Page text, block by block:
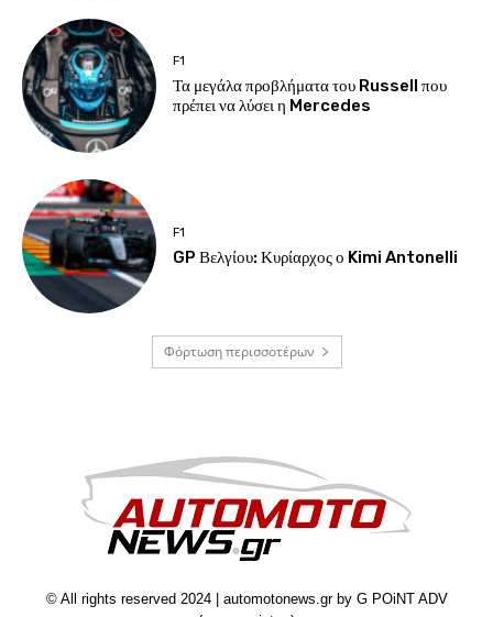
F1
Τα μεγάλα προβλήματα του Russell που
πρέπει να λύσει η Mercedes
F1
GP Βελγίου: Κυρίαρχος ο Kimi Antonelli
Φόρτωση περισσοτέρων
© All rights reserved 2024 | automotonews.gr by G POiNT ADV